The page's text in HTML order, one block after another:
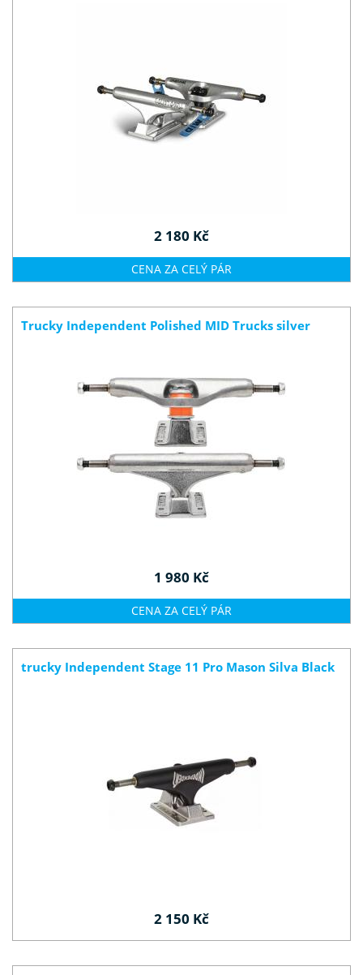
2 180 Kč
CENA ZA CELÝ PÁR
Trucky Independent Polished MID Trucks silver
1 980 Kč
CENA ZA CELÝ PÁR
trucky Independent Stage 11 Pro Mason Silva Black
2 150 Kč